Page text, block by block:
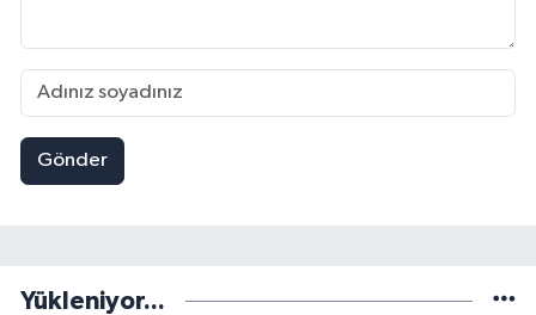
Gönder
Yükleniyor...